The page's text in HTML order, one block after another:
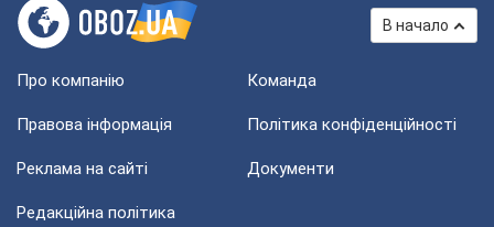
В начало
Про компанію Команда
Правова інформація Політика конфіденційності
Реклама на сайті Документи
Редакційна політика